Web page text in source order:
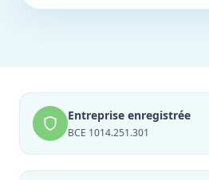
Entreprise enregistrée
BCE 1014.251.301